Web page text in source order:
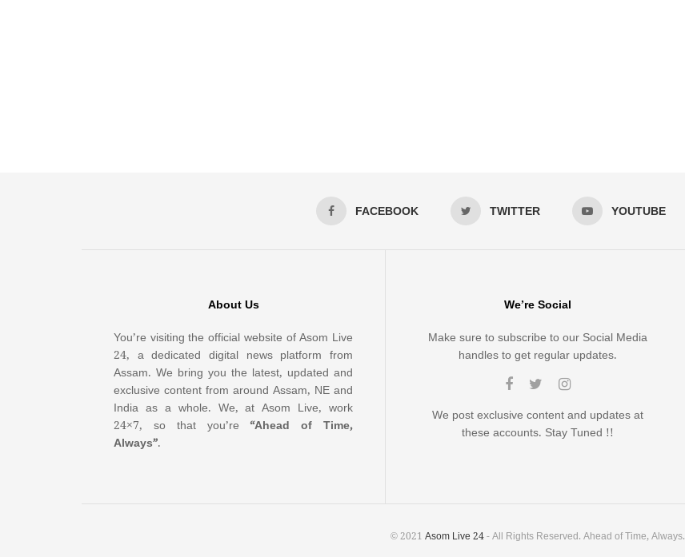
FACEBOOK TWITTER YOUTUBE
About Us
You’re visiting the official website of Asom Live
24, a dedicated digital news platform from
Assam. We bring you the latest, updated and
exclusive content from around Assam, NE and
India as a whole. We, at Asom Live, work
24×7, so that you’re“Ahead of Time,
Always”.
We’re Social
Make sure to subscribe to our Social Media
handles to get regular updates.
We post exclusive content and updates at
these accounts. Stay Tuned !!
© 2021 Asom Live 24- All Rights Reserved. Ahead of Time, Always.